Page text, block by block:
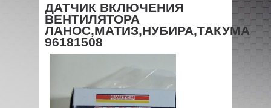
ДАТЧИК ВКЛЮЧЕНИЯ
ВЕНТИЛЯТОРА
ЛАНОС,МАТИЗ,НУБИРА,ТАКУМА
96181508